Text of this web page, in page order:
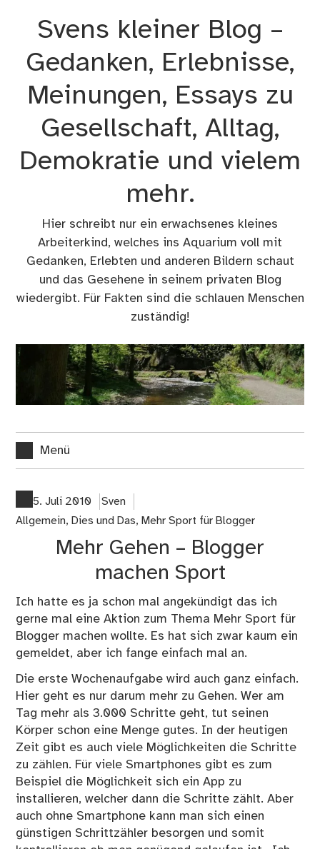
Svens kleiner Blog –
Gedanken, Erlebnisse,
Meinungen, Essays zu
Gesellschaft, Alltag,
Demokratie und vielem
mehr.
Hier schreibt nur ein erwachsenes kleines
Arbeiterkind, welches ins Aquarium voll mit
Gedanken, Erlebten und anderen Bildern schaut
und das Gesehene in seinem privaten Blog
wiedergibt. Für Fakten sind die schlauen Menschen
zuständig!
Menü
5. Juli 2010
Sven
Allgemein, Dies und Das, Mehr Sport für Blogger
Mehr Gehen – Blogger
machen Sport
Ich hatte es ja schon mal angekündigt das ich
gerne mal eine Aktion zum Thema Mehr Sport für
Blogger machen wollte. Es hat sich zwar kaum ein
gemeldet, aber ich fange einfach mal an.
Die erste Wochenaufgabe wird auch ganz einfach.
Hier geht es nur darum mehr zu Gehen. Wer am
Tag mehr als 3.000 Schritte geht, tut seinen
Körper schon eine Menge gutes. In der heutigen
Zeit gibt es auch viele Möglichkeiten die Schritte
zu zählen. Für viele Smartphones gibt es zum
Beispiel die Möglichkeit sich ein App zu
installieren, welcher dann die Schritte zählt. Aber
auch ohne Smartphone kann man sich einen
günstigen Schrittzähler besorgen und somit